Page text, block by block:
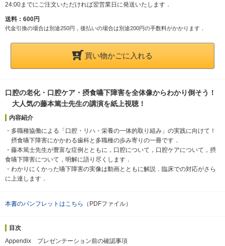
24:00までにご注文いただければ翌営業日に発送いたします．
送料：600円
代金引換の場合は別途250円，後払いの場合は別途200円の手数料がかかります．
買い物かごに入れる
口腔の老化・口腔ケア・摂食嚥下障害を全体像からわかり倒そう！
大人気の藤本篤士先生の講演を紙上視聴！
内容紹介
・多職種協働による「口腔・リハ・栄養の一体的取り組み」の実践に向けて！
摂食嚥下障害にかかわる歯科と多職種の歩み寄りの一冊です．
・藤本篤士先生が豊富な症例とともに，口腔について，口腔ケアについて，摂
食嚥下障害について，明解に語り尽くします．
・わかりにくかった嚥下障害の実像は動画とともに解説．臨床での対応がさら
に上達します．
本書のパンフレットはこちら （PDFファイル）
目次
Appendix プレゼンテーション前の確認事項